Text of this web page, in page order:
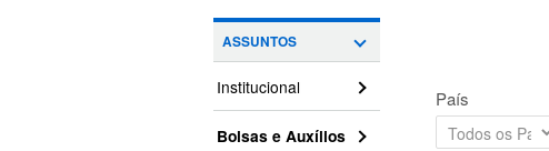
ASSUNTOS
Institucional
Bolsas e Auxílios
País